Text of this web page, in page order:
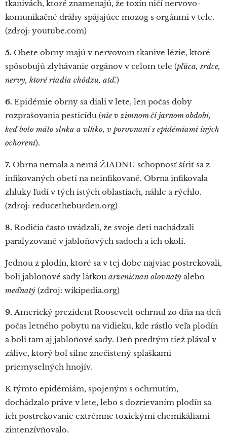
tkanivách, ktoré znamenajú, že toxín ničí nervovo-
komunikačné dráhy spájajúce mozog s orgánmi v tele.
(zdroj: youtube.com)
5. Obete obrny majú v nervovom tkanive lézie, ktoré
spôsobujú zlyhávanie orgánov v celom tele (pľúca, srdce,
nervy, ktoré riadia chôdzu, atď.)
6. Epidémie obrny sa diali v lete, len počas doby
rozprašovania pesticídu (nie v zimnom či jarnom období,
keď bolo málo slnka a vlhko, v porovnaní s epidémiami iných
ochorení).
7. Obrna nemala a nemá ŽIADNU schopnosť šíriť sa z
infikovaných obetí na neinfikované. Obrna infikovala
zhluky ľudí v tých istých oblastiach, náhle a rýchlo.
(zdroj: reducetheburden.org)
8. Rodičia často uvádzali, že svoje deti nachádzali
paralyzované v jabloňových sadoch a ich okolí.
Jednou z plodín, ktoré sa v tej dobe najviac postrekovali,
boli jabloňové sady látkou arzeničnan olovnatý alebo
meďnatý (zdroj: wikipedia.org)
9. Americký prezident Roosevelt ochrnul zo dňa na deň
počas letného pobytu na vidieku, kde rástlo veľa plodín
a boli tam aj jabloňové sady. Deň predtým tiež plával v
zálive, ktorý bol silne znečistený splaškami
priemyselných hnojív.
K týmto epidémiám, spojeným s ochrnutím,
dochádzalo práve v lete, lebo s dozrievaním plodín sa
ich postrekovanie extrémne toxickými chemikáliami
zintenzívňovalo.